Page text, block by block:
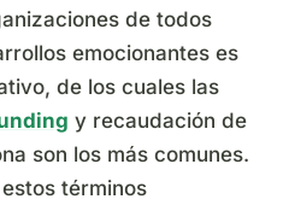
de todos
emocionantes es
de los cuales las
y recaudación de
son los más comunes.
términos